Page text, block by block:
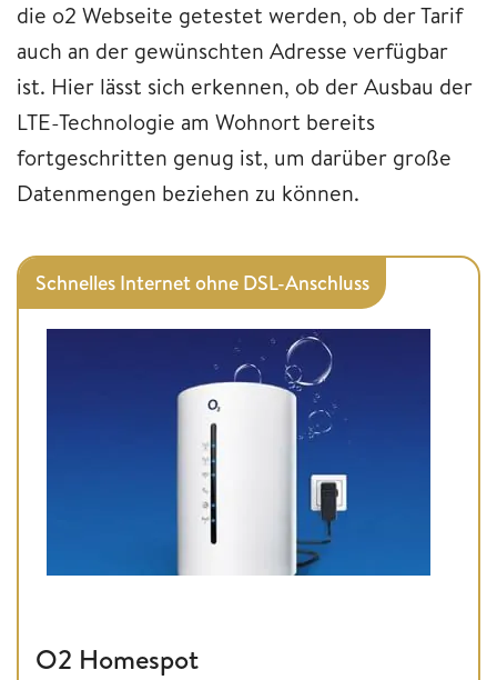
die o2 Webseite getestet werden, ob der Tarif
auch an der gewünschten Adresse verfügbar
ist. Hier lässt sich erkennen, ob der Ausbau der
LTE-Technologie am Wohnort bereits
fortgeschritten genug ist, um darüber große
Datenmengen beziehen zu können.
Schnelles Internet ohne DSL-Anschluss
O2 Homespot